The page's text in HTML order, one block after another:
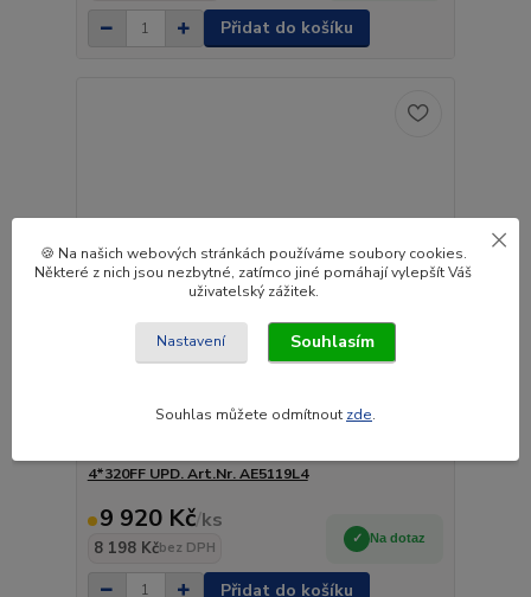
Přidat do košíku
4*320FF UPD. Art.Nr. AE5119L4
9 920 Kč/ks
8 198 Kčbez DPH
Na dotaz
Přidat do košíku
🍪 Na našich webových stránkách používáme soubory cookies.
Některé z nich jsou nezbytné, zatímco jiné pomáhají vylepšít Váš
uživatelský zážitek.
Nastavení Souhlasím
Souhlas můžete odmítnout zde.